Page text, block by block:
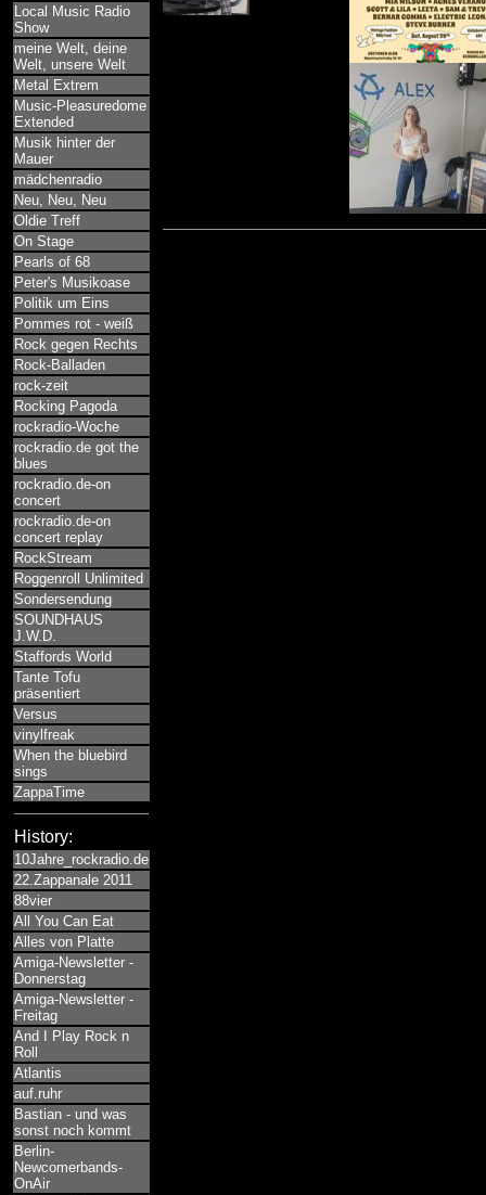
Local Music Radio
Show
meine Welt, deine
Welt, unsere Welt
Metal Extrem
Music-Pleasuredome
Extended
Musik hinter der
Mauer
mädchenradio
Neu, Neu, Neu
Oldie Treff
On Stage
Pearls of 68
Peter's Musikoase
Politik um Eins
Pommes rot - weiß
Rock gegen Rechts
Rock-Balladen
rock-zeit
Rocking Pagoda
rockradio-Woche
rockradio.de got the
blues
rockradio.de-on
concert
rockradio.de-on
concert replay
RockStream
Roggenroll Unlimited
Sondersendung
SOUNDHAUS
J.W.D.
Staffords World
Tante Tofu
präsentiert
Versus
vinylfreak
When the bluebird
sings
ZappaTime
History:
10Jahre_rockradio.de
22.Zappanale 2011
88vier
All You Can Eat
Alles von Platte
Amiga-Newsletter -
Donnerstag
Amiga-Newsletter -
Freitag
And I Play Rock n
Roll
Atlantis
auf.ruhr
Bastian - und was
sonst noch kommt
Berlin-
Newcomerbands-
OnAir